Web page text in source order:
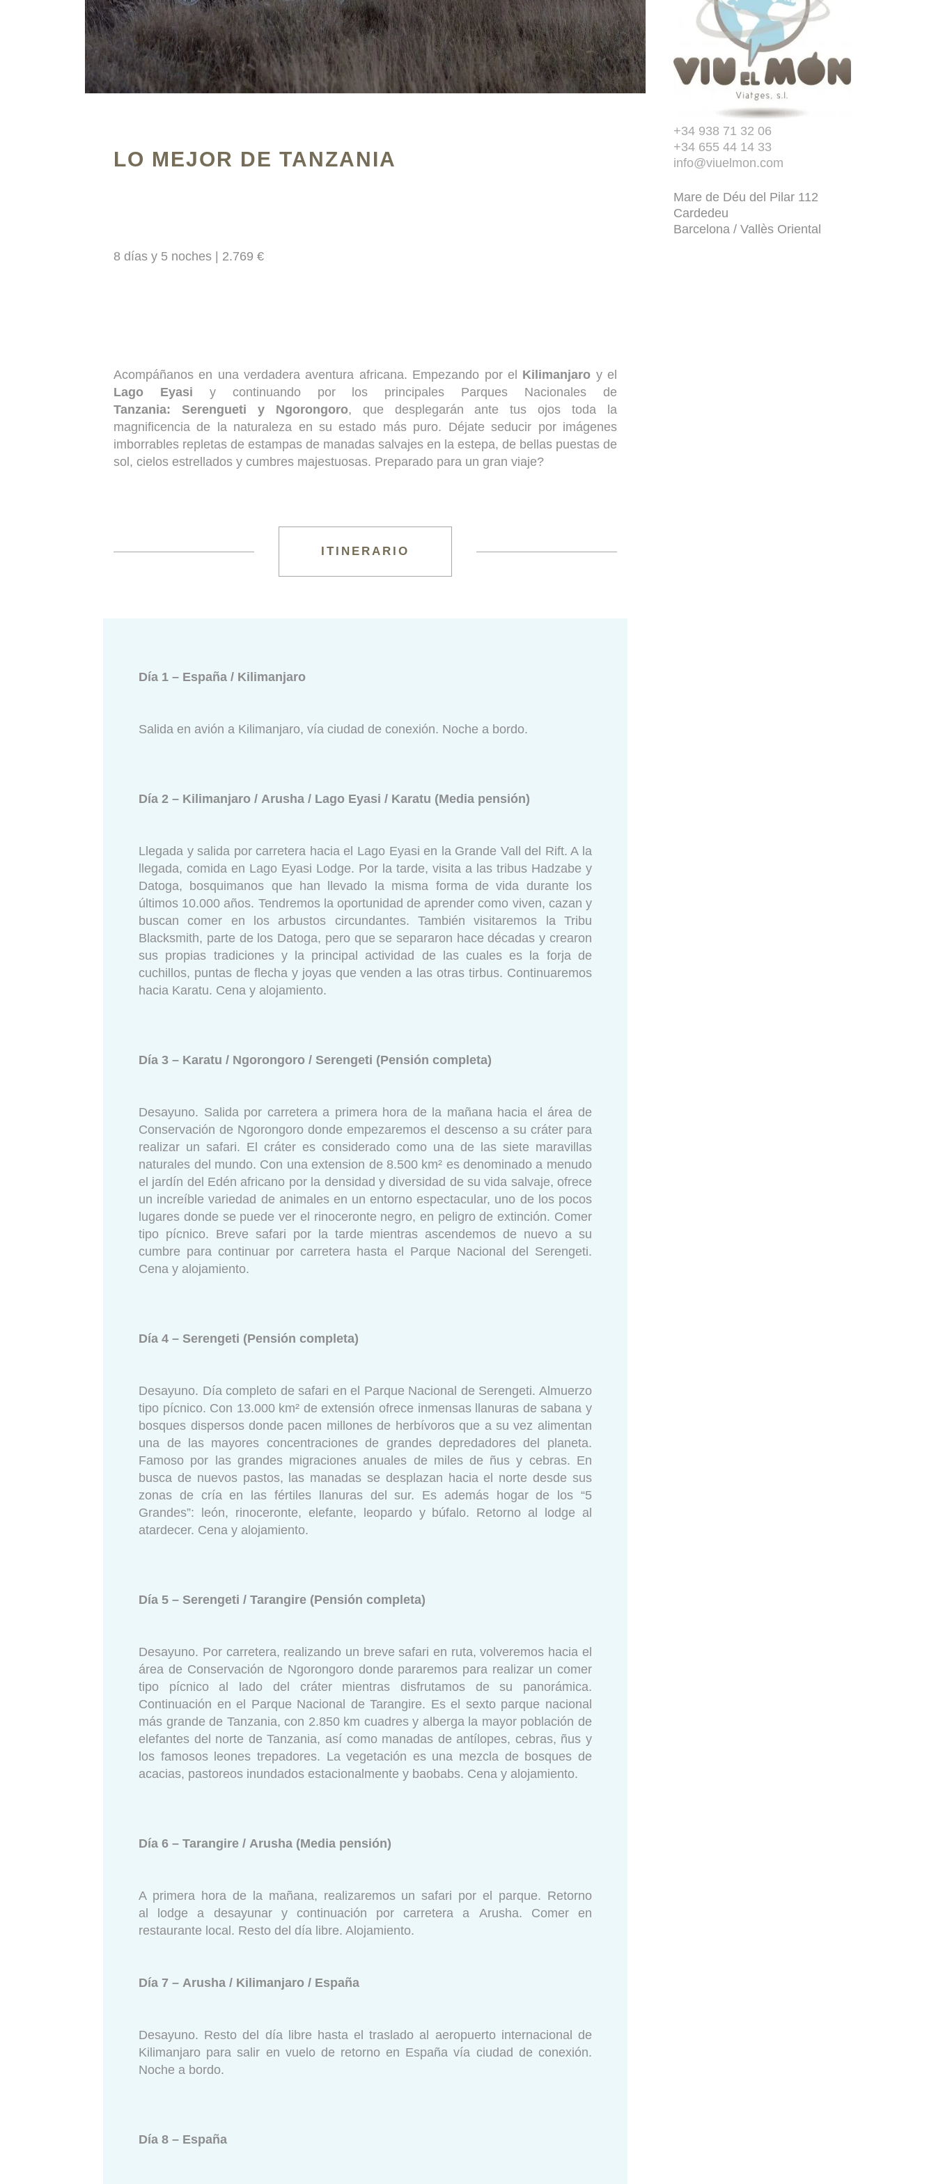
LO MEJOR DE TANZANIA
8 días y 5 noches | 2.769 €
Acompáñanos en una verdadera aventura africana. Empezando por el Kilimanjaro y el
Lago Eyasi y continuando por los principales Parques Nacionales de
Tanzania: Serengueti y Ngorongoro, que desplegarán ante tus ojos toda la
magnificencia de la naturaleza en su estado más puro. Déjate seducir por imágenes
imborrables repletas de estampas de manadas salvajes en la estepa, de bellas puestas de
sol, cielos estrellados y cumbres majestuosas. Preparado para un gran viaje?
ITINERARIO
Día 1 – España / Kilimanjaro
Salida en avión a Kilimanjaro, vía ciudad de conexión. Noche a bordo.
Día 2 – Kilimanjaro / Arusha / Lago Eyasi / Karatu (Media pensión)
Llegada y salida por carretera hacia el Lago Eyasi en la Grande Vall del Rift. A la
llegada, comida en Lago Eyasi Lodge. Por la tarde, visita a las tribus Hadzabe y
Datoga, bosquimanos que han llevado la misma forma de vida durante los
últimos 10.000 años. Tendremos la oportunidad de aprender como viven, cazan y
buscan comer en los arbustos circundantes. También visitaremos la Tribu
Blacksmith, parte de los Datoga, pero que se separaron hace décadas y crearon
sus propias tradiciones y la principal actividad de las cuales es la forja de
cuchillos, puntas de flecha y joyas que venden a las otras tirbus. Continuaremos
hacia Karatu. Cena y alojamiento.
Día 3 – Karatu / Ngorongoro / Serengeti (Pensión completa)
Desayuno. Salida por carretera a primera hora de la mañana hacia el área de
Conservación de Ngorongoro donde empezaremos el descenso a su cráter para
realizar un safari. El cráter es considerado como una de las siete maravillas
naturales del mundo. Con una extension de 8.500 km² es denominado a menudo
el jardín del Edén africano por la densidad y diversidad de su vida salvaje, ofrece
un increíble variedad de animales en un entorno espectacular, uno de los pocos
lugares donde se puede ver el rinoceronte negro, en peligro de extinción. Comer
tipo pícnico. Breve safari por la tarde mientras ascendemos de nuevo a su
cumbre para continuar por carretera hasta el Parque Nacional del Serengeti.
Cena y alojamiento.
Día 4 – Serengeti (Pensión completa)
Desayuno. Día completo de safari en el Parque Nacional de Serengeti. Almuerzo
tipo pícnico. Con 13.000 km² de extensión ofrece inmensas llanuras de sabana y
bosques dispersos donde pacen millones de herbívoros que a su vez alimentan
una de las mayores concentraciones de grandes depredadores del planeta.
Famoso por las grandes migraciones anuales de miles de ñus y cebras. En
busca de nuevos pastos, las manadas se desplazan hacia el norte desde sus
zonas de cría en las fértiles llanuras del sur. Es además hogar de los “5
Grandes”: león, rinoceronte, elefante, leopardo y búfalo. Retorno al lodge al
atardecer. Cena y alojamiento.
Día 5 – Serengeti / Tarangire (Pensión completa)
Desayuno. Por carretera, realizando un breve safari en ruta, volveremos hacia el
área de Conservación de Ngorongoro donde pararemos para realizar un comer
tipo pícnico al lado del cráter mientras disfrutamos de su panorámica.
Continuación en el Parque Nacional de Tarangire. Es el sexto parque nacional
más grande de Tanzania, con 2.850 km cuadres y alberga la mayor población de
elefantes del norte de Tanzania, así como manadas de antílopes, cebras, ñus y
los famosos leones trepadores. La vegetación es una mezcla de bosques de
acacias, pastoreos inundados estacionalmente y baobabs. Cena y alojamiento.
Día 6 – Tarangire / Arusha (Media pensión)
A primera hora de la mañana, realizaremos un safari por el parque. Retorno
al lodge a desayunar y continuación por carretera a Arusha. Comer en
restaurante local. Resto del día libre. Alojamiento.
Día 7 – Arusha / Kilimanjaro / España
Desayuno. Resto del día libre hasta el traslado al aeropuerto internacional de
Kilimanjaro para salir en vuelo de retorno en España vía ciudad de conexión.
Noche a bordo.
Día 8 – España
+34 938 71 32 06
+34 655 44 14 33
info@viuelmon.com
Mare de Déu del Pilar 112
Cardedeu
Barcelona / Vallès Oriental